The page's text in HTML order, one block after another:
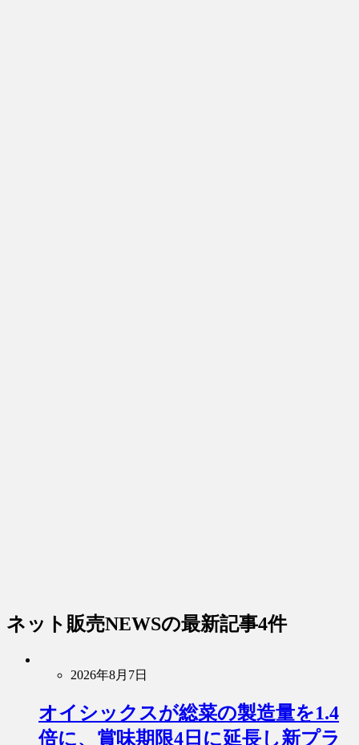
ネット販売NEWSの最新記事4件
2026年8月7日
オイシックスが総菜の製造量を1.4
倍に、賞味期限4日に延長し新プラ